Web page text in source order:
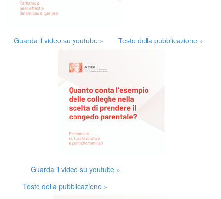
Guarda il video su youtube » Testo della pubblicazione »
Guarda il video su youtube »
Testo della pubblicazione »